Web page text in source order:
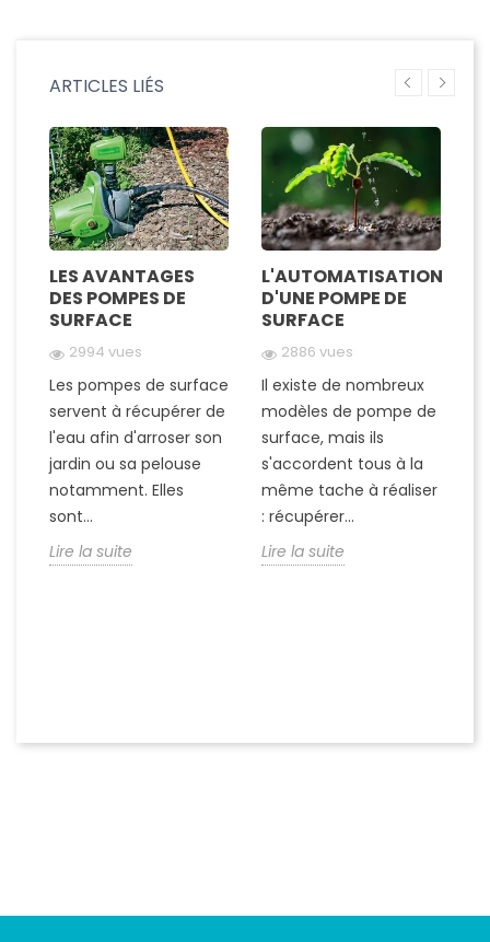
ARTICLES LIÉS
LES AVANTAGES
DES POMPES DE
SURFACE
2994 vues
Les pompes de surface
servent à récupérer de
l'eau afin d'arroser son
jardin ou sa pelouse
notamment. Elles
sont...
Lire la suite
L'AUTOMATISATION
D'UNE POMPE DE
SURFACE
2886 vues
Il existe de nombreux
modèles de pompe de
surface, mais ils
s'accordent tous à la
même tache à réaliser
: récupérer...
Lire la suite